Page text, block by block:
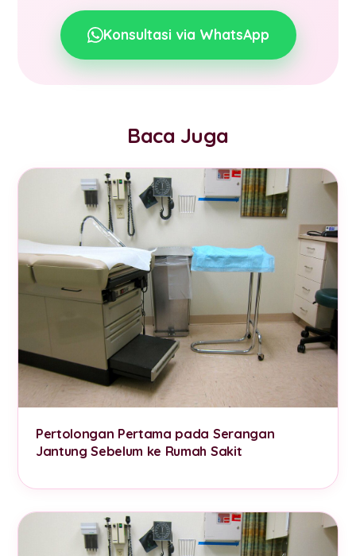
Konsultasi via WhatsApp
Baca Juga
Pertolongan Pertama pada Serangan
Jantung Sebelum ke Rumah Sakit